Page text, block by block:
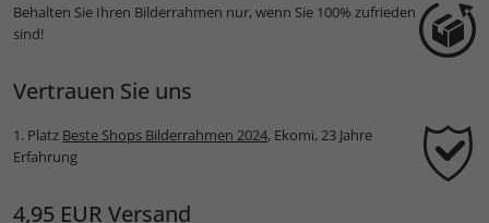
Behalten Sie Ihren Bilderrahmen nur, wenn Sie 100% zufrieden
sind!
Vertrauen Sie uns
1. Platz Beste Shops Bilderrahmen 2024, Ekomi, 23 Jahre
Erfahrung
4,95 EUR Versand